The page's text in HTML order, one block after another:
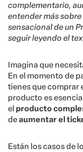
complementario,
entender más
sensacional de un
seguir leyendo el
Imagina que
En el momento de
tienes que comprar
producto es
el producto
deaumentar el
Están los casos de